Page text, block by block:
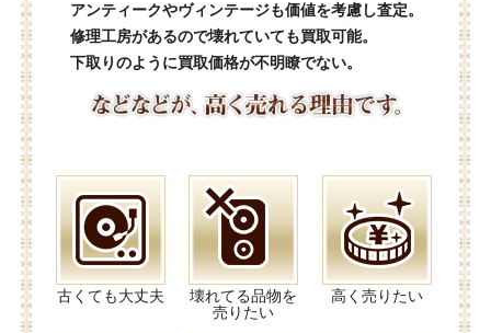
アンティークやヴィンテージも価値を考慮し査定。
修理工房があるので壊れていても買取可能。
下取りのように買取価格が不明瞭でない。
古くても大丈夫
壊れてる品物を
売りたい
高く売りたい